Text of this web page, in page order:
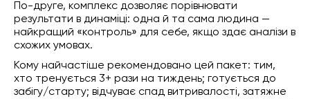
По-друге, комплекс дозволяє порівнювати
результати в динаміці: одна й та сама людина —
найкращий «контроль» для себе, якщо здає аналізи в
схожих умовах.
Кому найчастіше рекомендовано цей пакет: тим,
хто тренується 3+ рази на тиждень; готується до
забігу/старту; відчуває спад витривалості, затяжне